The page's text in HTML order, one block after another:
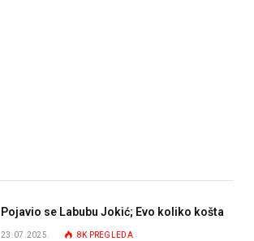
Pojavio se Labubu Jokić; Evo koliko košta
23.07.2025. 8K PREGLEDA